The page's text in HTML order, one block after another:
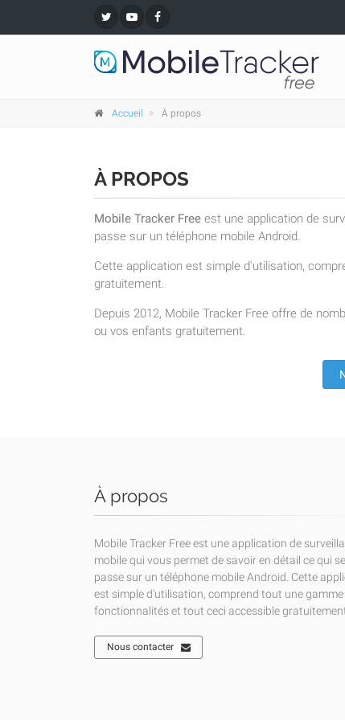
Accueil À propos
À PROPOS
Mobile Tracker Free est une application de
passe sur un téléphone mobile Android.
Cette application est simple d'utilisation,
gratuitement.
Depuis 2012, Mobile Tracker Free offre de
ou vos enfants gratuitement.
À propos
Mobile Tracker Free est une application de
mobile qui vous permet de savoir en détail ce qui se
passe sur un téléphone mobile Android. Cette
est simple d'utilisation, comprend tout une gamme
fonctionnalités et tout ceci accessible
Nous contacter